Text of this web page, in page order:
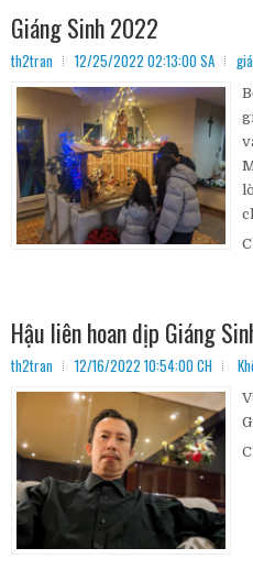
Giáng Sinh 2022
th2tran 12/25/2022 02:13:00 SA
Hậu liên hoan dịp Giáng
th2tran 12/16/2022 10:54:00 CH